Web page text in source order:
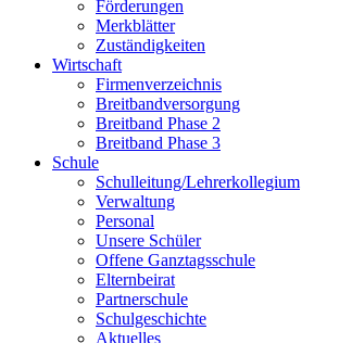
Förderungen
Merkblätter
Zuständigkeiten
Wirtschaft
Firmenverzeichnis
Breitbandversorgung
Breitband Phase 2
Breitband Phase 3
Schule
Schulleitung/Lehrerkollegium
Verwaltung
Personal
Unsere Schüler
Offene Ganztagsschule
Elternbeirat
Partnerschule
Schulgeschichte
Aktuelles